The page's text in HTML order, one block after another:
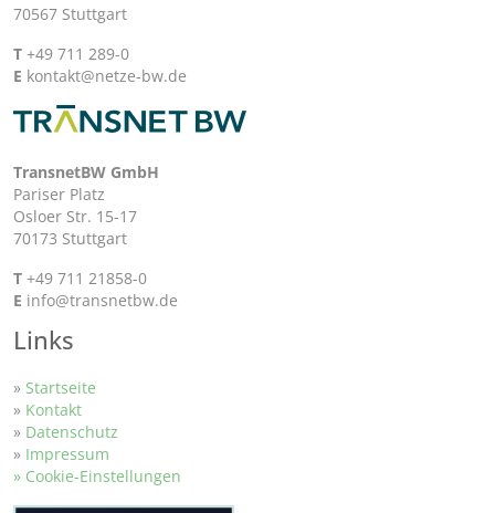
70567 Stuttgart
T +49 711 289-0
E kontakt@netze-bw.de
TransnetBW GmbH
Pariser Platz
Osloer Str. 15-17
70173 Stuttgart
T +49 711 21858-0
E info@transnetbw.de
Links
» Startseite
» Kontakt
» Datenschutz
» Impressum
» Cookie-Einstellungen